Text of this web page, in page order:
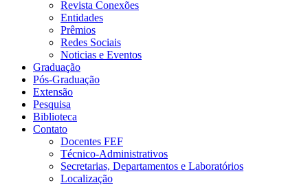
Revista Conexões
Entidades
Prêmios
Redes Sociais
Noticias e Eventos
Graduação
Pós-Graduação
Extensão
Pesquisa
Biblioteca
Contato
Docentes FEF
Técnico-Administrativos
Secretarias, Departamentos e Laboratórios
Localização